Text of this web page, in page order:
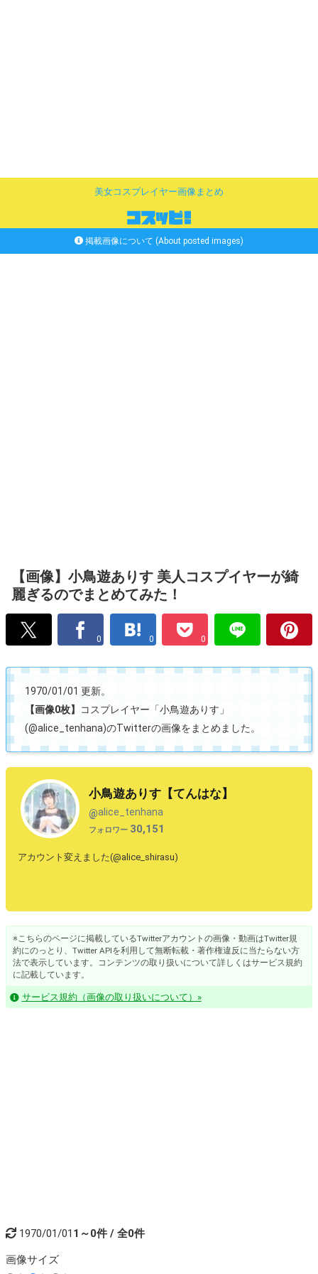
美女コスプレイヤー画像まとめ
掲載画像について (About posted images)
【画像】小鳥遊ありす 美人コスプイヤーが綺
麗ぎるのでまとめてみた！
0 0 0
1970/01/01 更新。
【画像0枚】
コスプレイヤー「小鳥遊ありす」
(@alice_tenhana)のTwitterの画像をまとめました。
小鳥遊ありす【てんはな】
@alice_tenhana
フォロワー 30,151
アカウント変えました(@alice_shirasu)
※こちらのページに掲載しているTwitterアカウントの画像・動画はTwitter規
約にのっとり、Twitter APIを利用して無断転載・著作権違反に当たらない方
法で表示しています。コンテンツの取り扱いについて詳しくはサービス規約
に記載しています。
サービス規約（画像の取り扱いについて）»
1970/01/01 1～0件 / 全0件
画像サイズ